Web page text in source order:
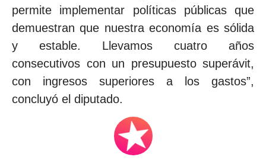
permite implementar políticas públicas que
demuestran que nuestra economía es sólida
y estable. Llevamos cuatro años
consecutivos con un presupuesto superávit,
con ingresos superiores a los gastos”,
concluyó el diputado.